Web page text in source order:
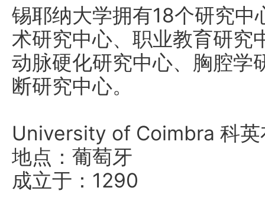
锡耶纳大学拥有18个研究
术研究中心、职业教育研究
动脉硬化研究中心、胸腔学
断研究中心。
University of Coimbra 科英
地点：葡萄牙
成立于：1290